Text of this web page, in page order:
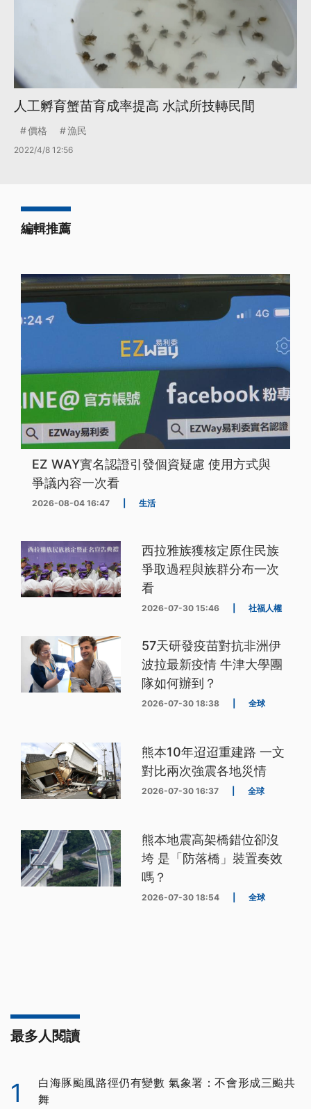
人工孵育蟹苗育成率提高 水試所技轉民間
價格 漁民
2022/4/8 12:56
編輯推薦
EZ WAY實名認證引發個資疑慮 使用方式與
爭議內容一次看
2026-08-04 16:47 生活
西拉雅族獲核定原住民族
爭取過程與族群分布一次
看
2026-07-30 15:46 社福人權
57天研發疫苗對抗非洲伊
波拉最新疫情 牛津大學團
隊如何辦到？
2026-07-30 18:38 全球
熊本10年迢迢重建路 一文
對比兩次強震各地災情
2026-07-30 16:37 全球
熊本地震高架橋錯位卻沒
垮 是「防落橋」裝置奏效
嗎？
2026-07-30 18:54 全球
最多人閱讀
1
白海豚颱風路徑仍有變數 氣象署：不會形成三颱共
舞